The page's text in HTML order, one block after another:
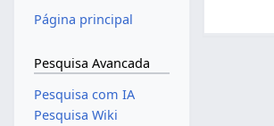
Página principal
Pesquisa Avancada
Pesquisa com IA
Pesquisa Wiki